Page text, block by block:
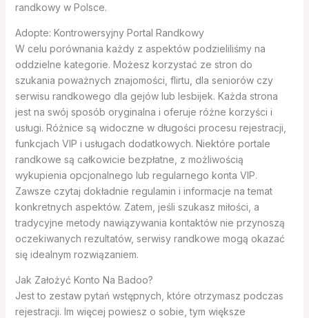
randkowy w Polsce.
Adopte: Kontrowersyjny Portal Randkowy
W celu porównania każdy z aspektów podzieliliśmy na
oddzielne kategorie. Możesz korzystać ze stron do
szukania poważnych znajomości, flirtu, dla seniorów czy
serwisu randkowego dla gejów lub lesbijek. Każda strona
jest na swój sposób oryginalna i oferuje różne korzyści i
usługi. Różnice są widoczne w długości procesu rejestracji,
funkcjach VIP i usługach dodatkowych. Niektóre portale
randkowe są całkowicie bezpłatne, z możliwością
wykupienia opcjonalnego lub regularnego konta VIP.
Zawsze czytaj dokładnie regulamin i informacje na temat
konkretnych aspektów. Zatem, jeśli szukasz miłości, a
tradycyjne metody nawiązywania kontaktów nie przynoszą
oczekiwanych rezultatów, serwisy randkowe mogą okazać
się idealnym rozwiązaniem.
Jak Założyć Konto Na Badoo?
Jest to zestaw pytań wstępnych, które otrzymasz podczas
rejestracji. Im więcej powiesz o sobie, tym większe